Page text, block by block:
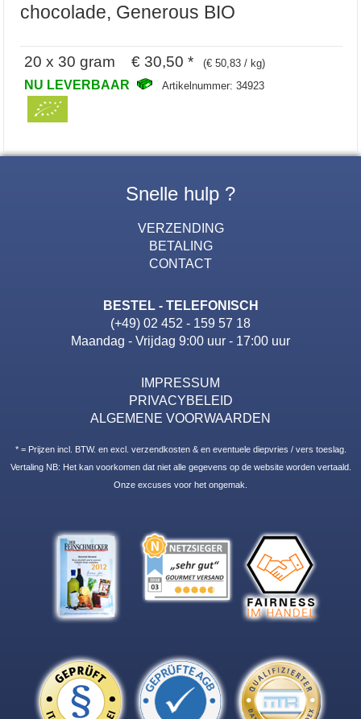
chocolade, Generous BIO
20 x 30 gram € 30,50 * (€ 50,83 / kg)
NU LEVERBAAR Artikelnummer: 34923
Snelle hulp ?
VERZENDING
BETALING
CONTACT
BESTEL - TELEFONISCH
(+49) 02 452 - 159 57 18
Maandag - Vrijdag 9:00 uur - 17:00 uur
IMPRESSUM
PRIVACYBELEID
ALGEMENE VOORWAARDEN
* = Prijzen incl. BTW. en excl. verzendkosten & en eventuele diepvries / vers toeslag.
Vertaling NB: Het kan voorkomen dat niet alle gegevens op de website worden vertaald.
Onze excuses voor het ongemak.